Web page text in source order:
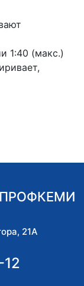
1:40 (макс.)
ПРОФКЕМИ
21А